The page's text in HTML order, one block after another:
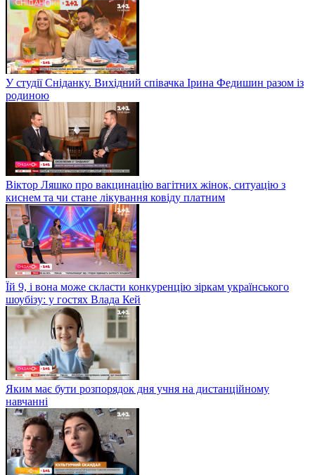
У студії Сніданку. Вихідний співачка Ірина Федишин разом із
родиною
Віктор Ляшко про вакцинацію вагітних жінок, ситуацію з
киснем та чи стане лікування ковіду платним
Їй 9, і вона може скласти конкуренцію зіркам українського
шоубізу: у гостях Влада Кей
Яким має бути розпорядок дня учня на дистанційному
навчанні